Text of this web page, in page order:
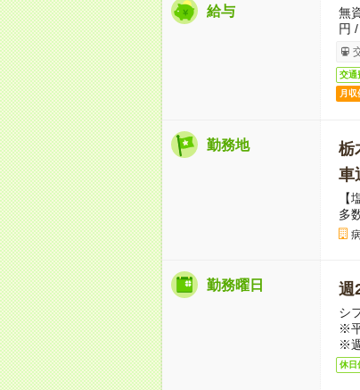
給与
無
円
交通
月収
勤務地
栃
車
【
多
勤務曜日 週
シ
※
※
休日